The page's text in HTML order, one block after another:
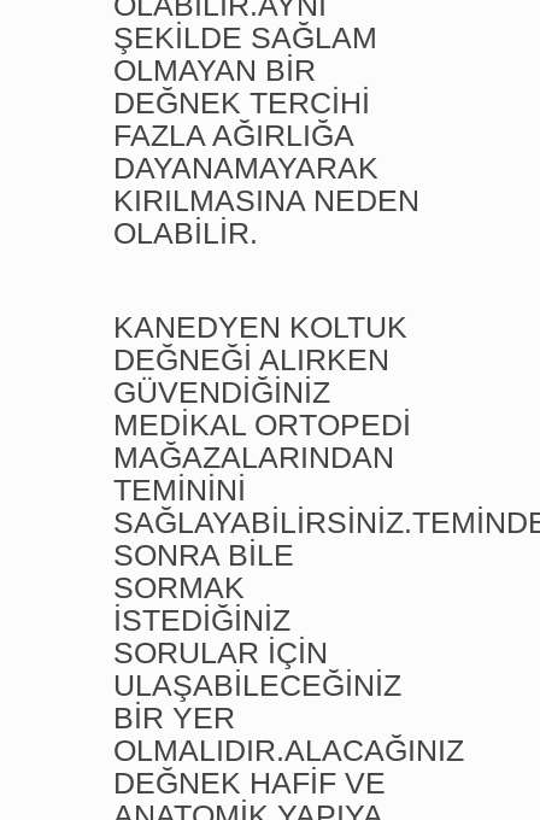
ŞEKİLDE SAĞLAM
OLMAYAN BİR
DEĞNEK TERCİHİ
FAZLA AĞIRLIĞA
DAYANAMAYARAK
KIRILMASINA NEDEN
OLABİLİR.
KANEDYEN KOLTUK
DEĞNEĞİ ALIRKEN
GÜVENDİĞİNİZ
MEDİKAL ORTOPEDİ
MAĞAZALARINDAN
TEMİNİNİ
SONRA BİLE
SORMAK
İSTEDİĞİNİZ
SORULAR İÇİN
ULAŞABİLECEĞİNİZ
BİR YER
OLMALIDIR.ALACAĞINIZ
DEĞNEK HAFİF VE